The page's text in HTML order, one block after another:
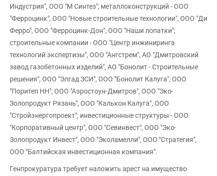
Индустрия", ООО "М Синтез"; металлоконструкций - ООО
"Ферроцинк", ООО "Новые строительные технологии", ООО "Ди
Ферро", ООО "Ферроцинк-Дон", ООО "Наши лопатки";
строительные компании - ООО "Центр инжиниринга
технологий экспертизы", ООО "Ангстрем", АО "Дмитровский
завод газобетонных изделий", АО "Бонолит - Строительные
решения", ООО "Элгад ЗСИ", ООО "Бонолит Калуга", ООО
"Поритеп НН", ООО "Аэростоун-Дмитров", ООО "Эко-
Золопродукт Рязань", ООО "Калькон Калуга", ООО
"Стройэнергопроект"; инвестиционные структуры - ООО
"Корпоративный центр", ООО "Севинвест", ООО "Эко-
Золопродукт Инвест", ООО "Эколамелли", ООО "Стратегия",
ООО "Балтийская инвестиционная компания".
Генпрокуратура требует наложить арест на имущество